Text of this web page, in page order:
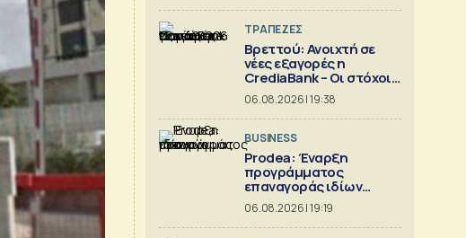
ΤΡΑΠΕΖΕΣ
Βρεττού: Ανοιχτή σε
νέες εξαγορές η
CrediaBank – Οι στόχοι
για το 2026
06.08.2026 | 19:38
BUSINESS
Prodea: Έναρξη
προγράμματος
επαναγοράς ιδίων
μετοχών
06.08.2026 | 19:19